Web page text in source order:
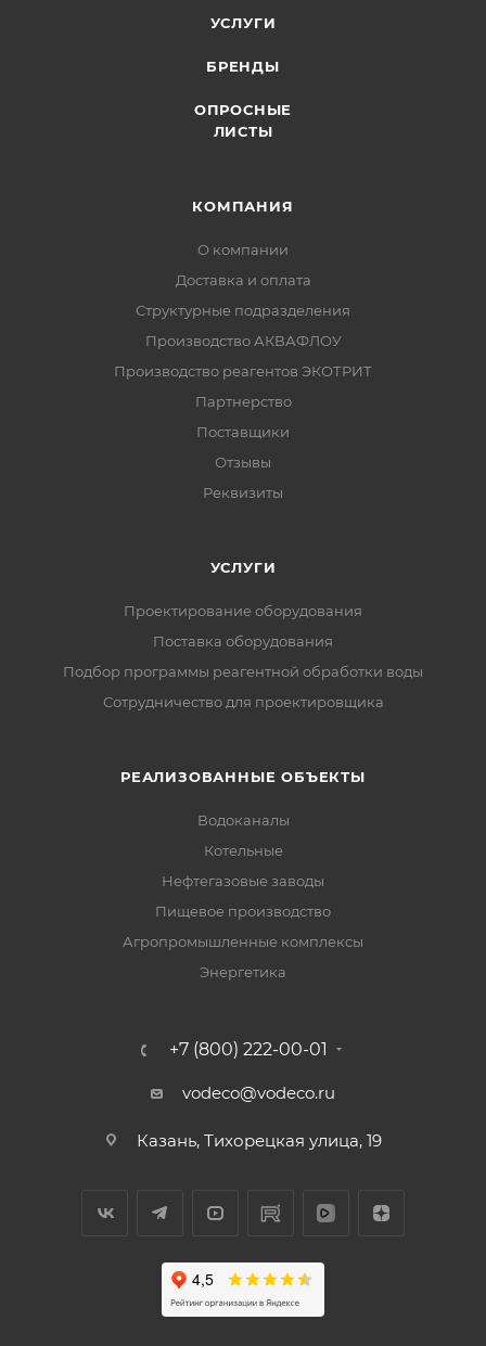
УСЛУГИ
БРЕНДЫ
ОПРОСНЫЕ
ЛИСТЫ
КОМПАНИЯ
О компании
Доставка и оплата
Структурные подразделения
Производство АКВАФЛОУ
Производство реагентов ЭКОТРИТ
Партнерство
Поставщики
Отзывы
Реквизиты
УСЛУГИ
Проектирование оборудования
Поставка оборудования
Подбор программы реагентной обработки воды
Сотрудничество для проектировщика
РЕАЛИЗОВАННЫЕ ОБЪЕКТЫ
Водоканалы
Котельные
Нефтегазовые заводы
Пищевое производство
Агропромышленные комплексы
Энергетика
+7 (800) 222-00-01
vodeco@vodeco.ru
Казань, Тихорецкая улица, 19